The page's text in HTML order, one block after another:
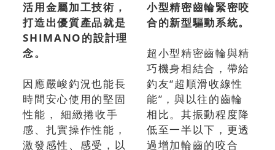
活用金屬加工技術，
打造出優質產品就是
SHIMANO的設計理
念。
因應嚴峻釣況也能長
時間安心使用的堅固
性能， 細緻捲收手
感、扎實操作性能，
激發感性、感受，以
小型精密齒輪緊密咬
合的新型驅動系統。
超小型精密齒輪與精
巧機身相結合，帶給
釣友“超順滑收線性
能”，與以往的齒輪
相比。其振動程度降
低至一半以下，更透
過增加輪齒的咬合